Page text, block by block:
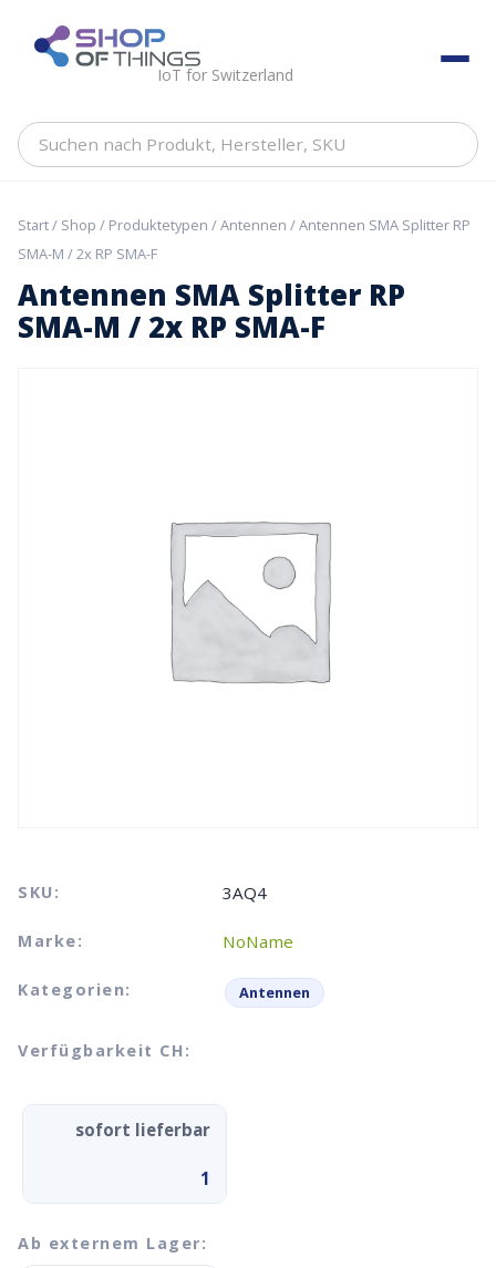
content ShopOfThings
IoT for Switzerland
Suchen
Hersteller,
Start/ Shop / Produktetypen /Antennen / Antennen SMA Splitter RP
SMA-M / 2x RP SMA-F
Antennen SMA Splitter RP
SMA-M / 2x RP SMA-F
SKU: 3AQ4
Marke: NoName
Kategorien: Antennen
Verfügbarkeit CH:
sofort lieferbar
1
Ab externem Lager: